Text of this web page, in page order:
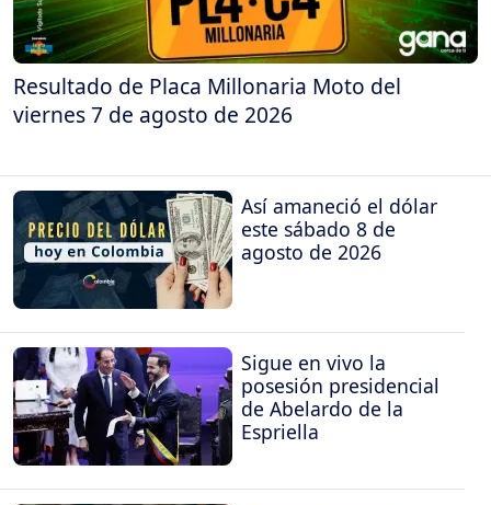
Resultado de Placa Millonaria Moto del
viernes 7 de agosto de 2026
Así amaneció el dólar
este sábado 8 de
agosto de 2026
Sigue en vivo la
posesión presidencial
de Abelardo de la
Espriella